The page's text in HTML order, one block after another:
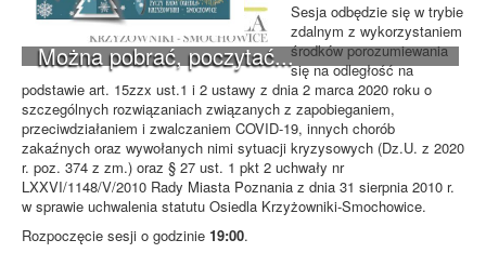
Można pobrać, poczytać...
Sesja odbędzie się w trybie
zdalnym z wykorzystaniem
środków porozumiewania
się na odległość na
podstawie art. 15zzx ust.1 i 2 ustawy z dnia 2 marca 2020 roku o
szczególnych rozwiązaniach związanych z zapobieganiem,
przeciwdziałaniem i zwalczaniem COVID-19, innych chorób
zakaźnych oraz wywołanych nimi sytuacji kryzysowych (Dz.U. z 2020
r. poz. 374 z zm.) oraz § 27 ust. 1 pkt 2 uchwały nr
LXXVI/1148/V/2010 Rady Miasta Poznania z dnia 31 sierpnia 2010 r.
w sprawie uchwalenia statutu Osiedla Krzyżowniki-Smochowice.
Rozpoczęcie sesji o godzinie 19:00.